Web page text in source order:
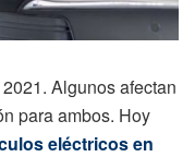
Algunos afectan
para ambos. Hoy
eléctricos en